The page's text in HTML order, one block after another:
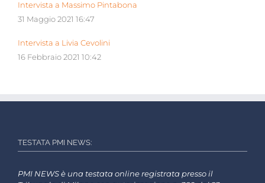
Intervista a Massimo Pintabona
31 Maggio 2021 16:47
Intervista a Livia Cevolini
16 Febbraio 2021 10:42
TESTATA PMI NEWS:
PMI NEWS è una testata online registrata presso il